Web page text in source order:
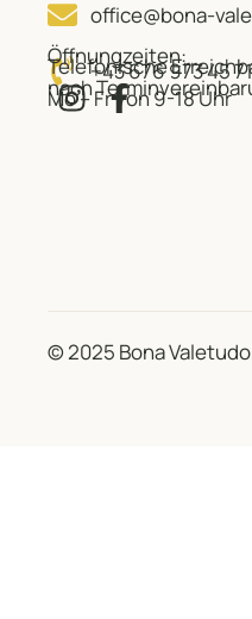
office@bona-
+43 676 973 45
Öffnungzeiten:
nach
Telefonische
Mo – Fr von 9-18 Uhr
© 2025 Bona